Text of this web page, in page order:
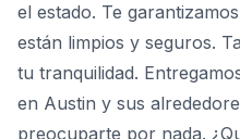
el estado. Te
están limpios y seguros.
tu tranquilidad.
en Austin y sus
preocuparte por nada.